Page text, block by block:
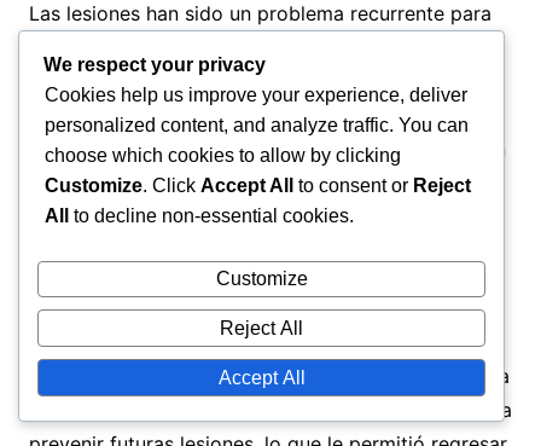
Las lesiones han sido un problema recurrente para
disponibilidad. Estos contratiempos a menudo
ocurrían durante fases cruciales de la temporada,
obstaculizando su impulso y desarrollo. Cada lesión
requería que pasara por rehabilitación, lo que puso
a prueba su resiliencia física y mental.
Para superar estos desafíos, Amrabat trabajó en
estrecha colaboración con el personal médico y
entrenadores para asegurar una recuperación
adecuada. Aprendió la importancia de mantener una
condición física óptima y desarrolló estrategias para
We respect your privacy
Cookies help us improve your experience, deliver
personalized content, and analyze traffic. You can
choose which cookies to allow by clicking
Customize. Click Accept All to consent or Reject
All
to decline non-essential cookies.
Customize
Reject All
Accept All